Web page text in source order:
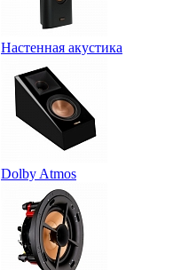
Настенная акустика
Dolby Atmos